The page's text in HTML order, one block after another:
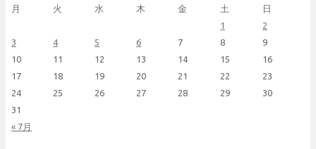
月
火 水 木 金 土 日
« 7月
1
2
3
4 5 6 7 8
9
10
11 12 13 14 15
16
17
18 19 20 21 22
23
24
25 26 27 28 29
30
31